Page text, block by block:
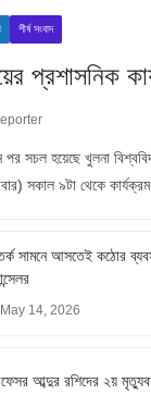
শীর্ষ সংবাদ
প্রশাসনিক
সচল হয়েছে খুলনা
সকাল ৯টা থেকে কার্যক্রম
সামনে আসতেই কঠোর
May 14, 2026
আব্দুর রশিদের ২য়